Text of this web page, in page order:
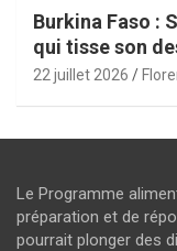
Burkina Faso :
qui tisse son
22 juillet 2026
Le Programme
préparation et de
pourrait plonger des